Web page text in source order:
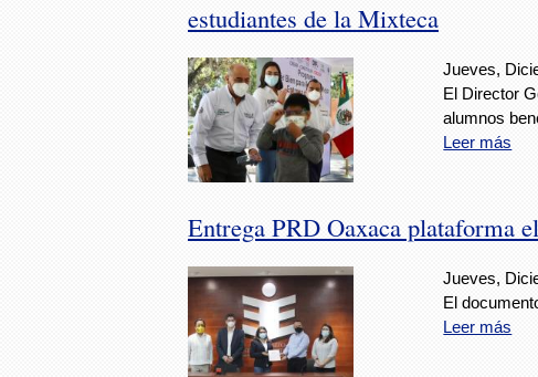
estudiantes de la Mixteca
Jueves,
El Director
alumnos
Leer más
Entrega PRD Oaxaca plataforma
Jueves,
El
Leer más